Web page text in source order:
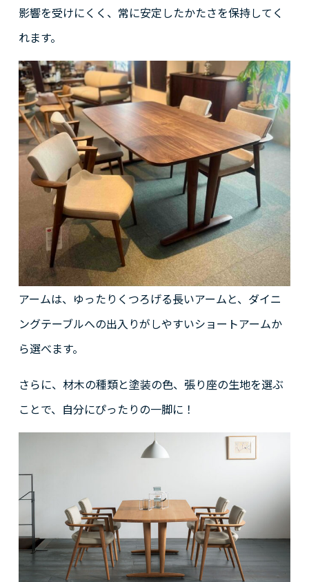
影響を受けにくく、常に安定したかたさを保持してく
れます。
アームは、ゆったりくつろげる長いアームと、ダイニ
ングテーブルへの出入りがしやすいショートアームか
ら選べます。
さらに、材木の種類と塗装の色、張り座の生地を選ぶ
ことで、自分にぴったりの一脚に！